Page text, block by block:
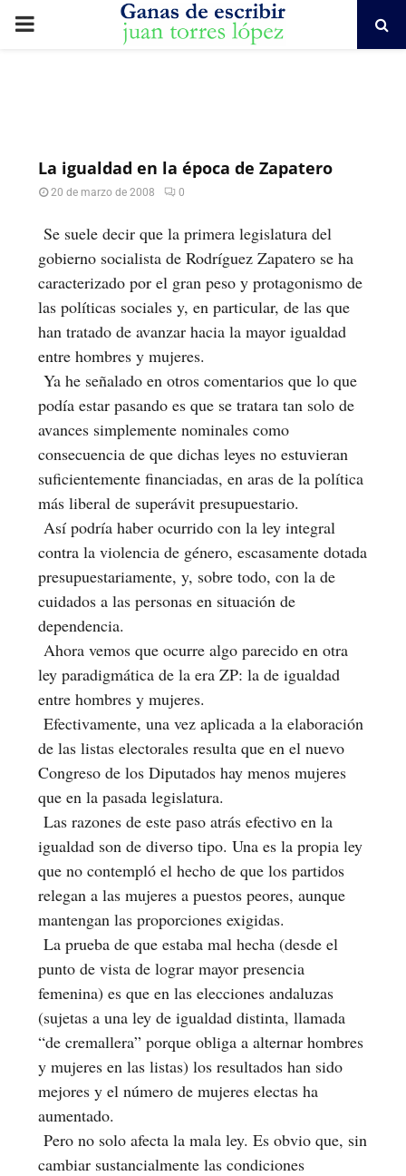
PRIMARY
La igualdad en la época de Zapatero
20 de marzo de 2008 0
Se suele decir que la primera legislatura del
gobierno socialista de Rodríguez Zapatero se ha
caracterizado por el gran peso y protagonismo de
las políticas sociales y, en particular, de las que
han tratado de avanzar hacia la mayor igualdad
entre hombres y mujeres.
Ya he señalado en otros comentarios que lo que
podía estar pasando es que se tratara tan solo de
avances simplemente nominales como
consecuencia de que dichas leyes no estuvieran
suficientemente financiadas, en aras de la política
más liberal de superávit presupuestario.
Así podría haber ocurrido con la ley integral
contra la violencia de género, escasamente dotada
presupuestariamente, y, sobre todo, con la de
cuidados a las personas en situación de
dependencia.
Ahora vemos que ocurre algo parecido en otra
ley paradigmática de la era ZP: la de igualdad
entre hombres y mujeres.
Efectivamente, una vez aplicada a la elaboración
de las listas electorales resulta que en el nuevo
Congreso de los Diputados hay menos mujeres
que en la pasada legislatura.
Las razones de este paso atrás efectivo en la
igualdad son de diverso tipo. Una es la propia ley
que no contempló el hecho de que los partidos
relegan a las mujeres a puestos peores, aunque
mantengan las proporciones exigidas.
La prueba de que estaba mal hecha (desde el
punto de vista de lograr mayor presencia
femenina) es que en las elecciones andaluzas
(sujetas a una ley de igualdad distinta, llamada
“de cremallera” porque obliga a alternar hombres
y mujeres en las listas) los resultados han sido
mejores y el número de mujeres electas ha
aumentado.
Pero no solo afecta la mala ley. Es obvio que, sin
cambiar sustancialmente las condiciones